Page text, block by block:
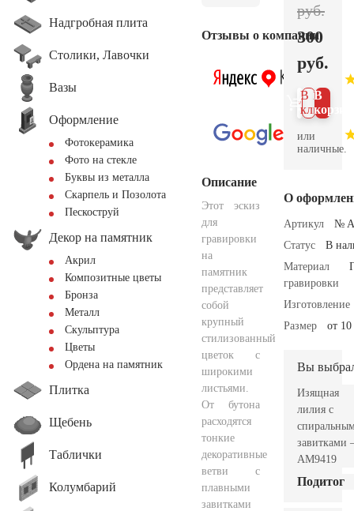
Надгробная плита
Столики, Лавочки
Вазы
Оформление
Фотокерамика
Фото на стекле
Буквы из металла
Скарпель и Позолота
Пескоструй
Декор на памятник
Акрил
Композитные цветы
Бронза
Металл
Скульптура
Цветы
Ордена на памятник
Плитка
Щебень
Таблички
Колумбарий
Отзывы о компании
Описание
Этот эскиз
для
гравировки
на
памятник
представляет
собой
крупный
стилизованный
цветок с
широкими
листьями.
От бутона
расходятся
тонкие
декоративные
ветви с
плавными
завитками
руб.
300
руб.
В
В 1
клик
или
наличные.
О
Артикул
№
Статус
В
Материал
гравировки
Изготовление
Размер
от
Вы
Изящная
лилия с
завитками
AM9419
Подитог